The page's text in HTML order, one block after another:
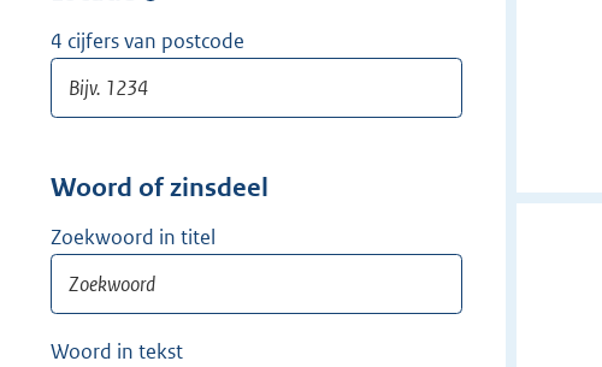
4 cijfers van postcode
Woord of zinsdeel
Zoekwoord in titel
Woord in tekst